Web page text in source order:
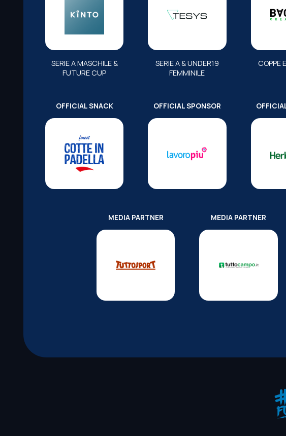
SERIE A MASCHILE &
FUTURE CUP
SERIE A & UNDER19
FEMMINILE
COPPE
OFFICIAL SNACK OFFICIAL SPONSOR
MEDIA PARTNER MEDIA PARTNER